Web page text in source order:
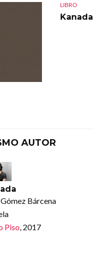
LIBRO
Kanada
AUTOR
Gómez Bárcena
Piso, 2017